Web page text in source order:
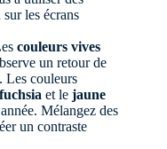
les écrans
couleurs vives
un retour de
Les couleurs
et le jaune
Mélangez des
un contraste